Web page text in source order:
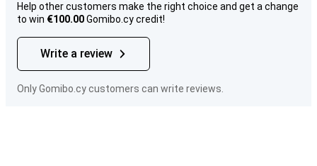
Help other customers make the right choice and get a change
to win €100.00Gomibo.cy credit!
Write a review
Only Gomibo.cy customers can write reviews.